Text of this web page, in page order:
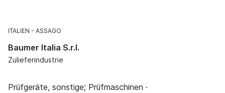
ITALIEN ASSAGO
Baumer Italia S.r.l.
Zulieferindustrie
Prüfgeräte, sonstige; Prüfmaschinen ·